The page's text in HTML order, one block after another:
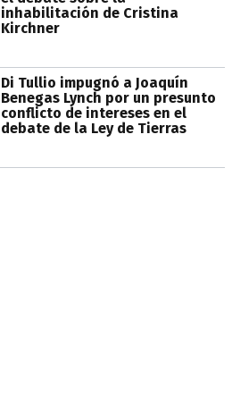
inhabilitación de Cristina
Kirchner
Di Tullio impugnó a Joaquín
Benegas Lynch por un presunto
conflicto de intereses en el
debate de la Ley de Tierras